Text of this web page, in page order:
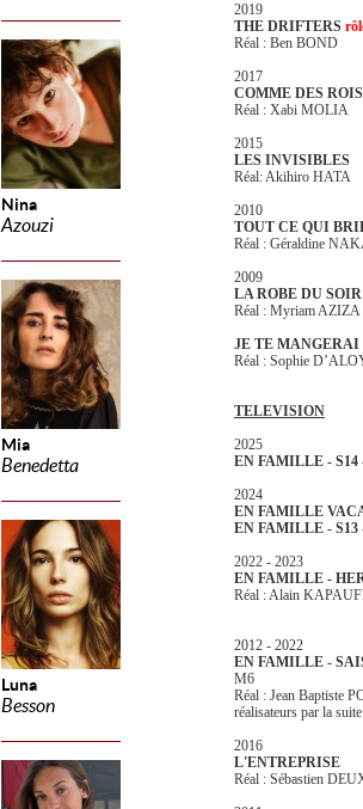
Nina
Azouzi
Mia
Benedetta
Luna
Besson
2019
THE DRIFTERS
Réal : Ben BOND
2017
COMME DES ROIS
Réal : Xabi MOLIA
2015
LES INVISIBLES
Réal: Akihiro HATA
2010
TOUT CE QUI
Réal : Géraldine
2009
LA ROBE DU SOIR
Réal : Myriam AZIZA
JE TE MANGERAI
Réal : Sophie
TELEVISION
2025
EN FAMILLE - S14
2024
EN FAMILLE
EN FAMILLE - S13
2022 - 2023
EN FAMILLE -
Réal : Alain
2012 - 2022
EN FAMILLE -
M6
Réal : Jean Baptiste
réalisateurs par la
2016
L'ENTREPRISE
Réal : Sébastien